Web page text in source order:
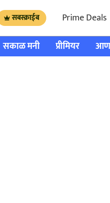
सबस्क्राईब Prime Deals
सकाळ मनी प्रीमियर